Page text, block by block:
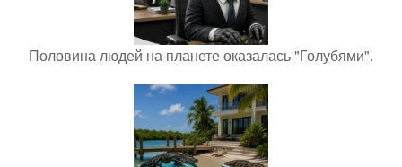
Половина людей на планете оказалась "Голубями".